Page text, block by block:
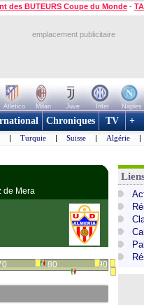
des BUTEURS Coupe du Monde -
emplacement publicitaire
Atletico Milan Juve Inter Naples
Chroniques TV +
| Turquie | Suisse | Algérie |
de Mera
80 90